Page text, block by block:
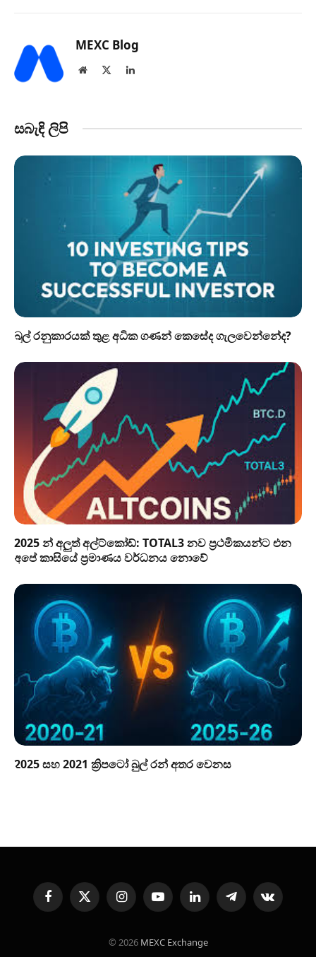
MEXC Blog
Website LinkedIn
සබැඳි ලිපි
බුල් රනුකාරයක් තුළ අධික ගණන් කෙසේද ගැලවෙන්නේද?
2025 න් අලුත් අල්ට්කෝඩ්: TOTAL3 නව ප්‍රථමිකයන්ට එන
අපේ කාසියේ ප්‍රමාණය වර්ධනය නොවේ
2025 සහ 2021 ක්‍රිපටෝ බුල් රන් අතර වෙනස
FacebookX
(Twitter)
InstagramYouTubeLinkedInTelegramVKontakte
© 2026 MEXC Exchange